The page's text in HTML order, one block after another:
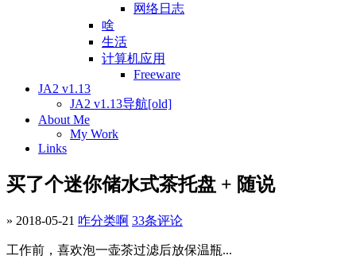
网络日志
啥
生活
计算机应用
Freeware
JA2 v1.13
JA2 v1.13导航[old]
About Me
My Work
Links
买了个迷你储水式茶托盘 + 随说
» 2018-05-21 咋分类啊 33条评论
工作前，喜欢泡一壶茶过滤后放保温瓶...